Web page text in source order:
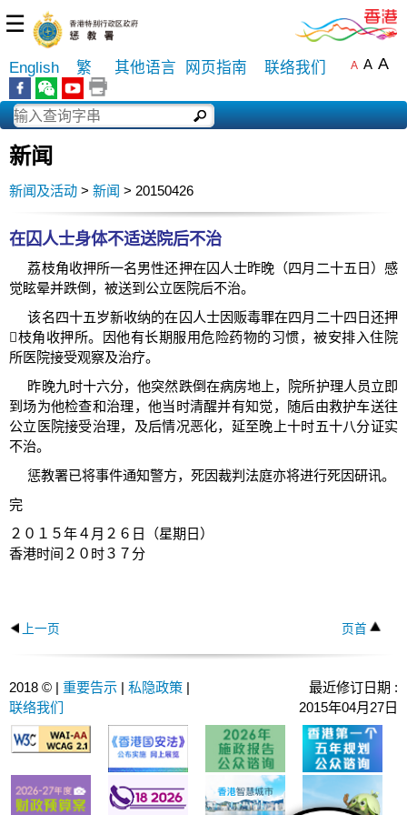
☰
English 繁 其他语言 网页指南 联络我们 A A A
新闻
新闻及活动 > 新闻 > 20150426
在囚人士身体不适送院后不治
荔枝角收押所一名男性还押在囚人士昨晚（四月二十五日）感
觉眩晕并跌倒，被送到公立医院后不治。
该名四十五岁新收纳的在囚人士因贩毒罪在四月二十四日还押
枝角收押所。因他有长期服用危险药物的习惯，被安排入住院
所医院接受观察及治疗。
昨晚九时十六分，他突然跌倒在病房地上，院所护理人员立即
到场为他检查和治理，他当时清醒并有知觉，随后由救护车送往
公立医院接受治理，及后情况恶化，延至晚上十时五十八分证实
不治。
惩教署已将事件通知警方，死因裁判法庭亦将进行死因研讯。
完
２０１５年４月２６日（星期日）
香港时间２０时３７分
上一页 页首
2018 © | 重要告示 | 私隐政策 |
联络我们
最近修订日期 :
2015年04月27日